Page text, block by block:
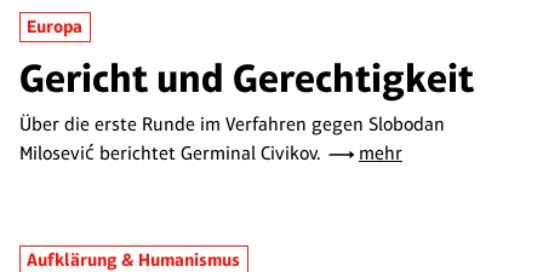
Europa
Gericht und Gerechtigkeit
Über die erste Runde im Verfahren gegen Slobodan
Milosević berichtet Germinal Civikov.
mehr
Aufklärung & Humanismus